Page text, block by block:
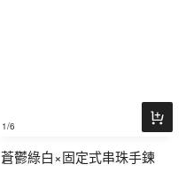
1/6
蒼鬱綠白×固定式串珠手鍊